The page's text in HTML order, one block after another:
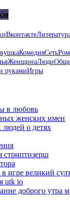
Вконтакте
КомедияСеть
ЖенщинаЛюди
рукамиИгры
в любовь
женских имен
о детях
стриптизерш
игре великий
utk io
доброго утра